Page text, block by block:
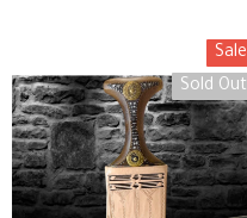
Sale
Sold Out